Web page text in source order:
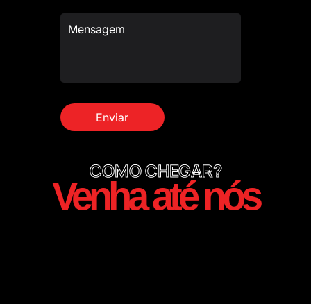
COMO CHEGAR?
Venha até nós